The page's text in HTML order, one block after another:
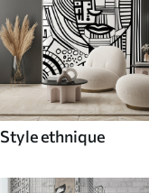
Style ethnique